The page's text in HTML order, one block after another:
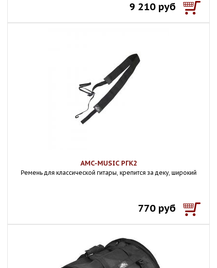
9 210 руб
AMC-MUSIC РГК2
Ремень для классической гитары, крепится за деку, широкий
770 руб